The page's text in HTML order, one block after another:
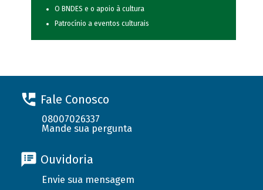
O BNDES e o apoio à cultura
Patrocínio a eventos culturais
Fale Conosco
08007026337
Mande sua pergunta
Ouvidoria
Envie sua mensagem